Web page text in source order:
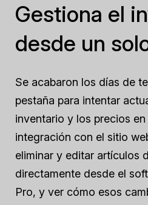
Gestiona el
desde un
Se acabaron los días de
pestaña para intentar
inventario y los precios
integración con el sitio
eliminar y editar artículos
directamente desde el
Pro, y ver cómo esos